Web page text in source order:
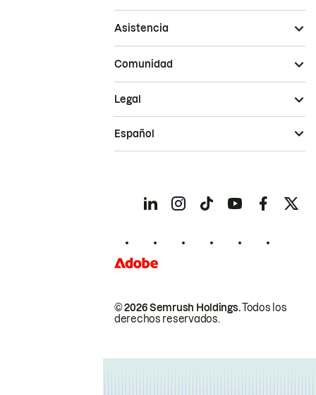
Asistencia
Comunidad
© 2026 Semrush Holdings.Todos los
derechos reservados.
Legal
Español